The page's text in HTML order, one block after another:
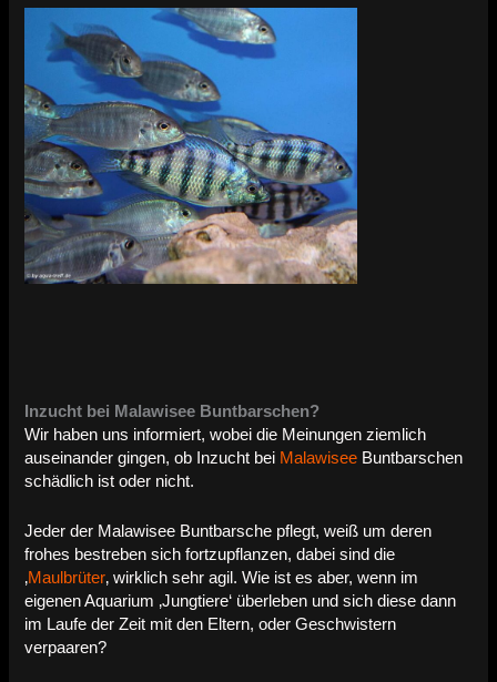
Inzucht bei Malawisee Buntbarschen?
Wir haben uns informiert, wobei die Meinungen ziemlich
auseinander gingen, ob Inzucht bei Malawisee Buntbarschen
schädlich ist oder nicht.
Jeder der Malawisee Buntbarsche pflegt, weiß um deren
frohes bestreben sich fortzupflanzen, dabei sind die
‚Maulbrüter‚ wirklich sehr agil. Wie ist es aber, wenn im
eigenen Aquarium ‚Jungtiere‘ überleben und sich diese dann
im Laufe der Zeit mit den Eltern, oder Geschwistern
verpaaren?